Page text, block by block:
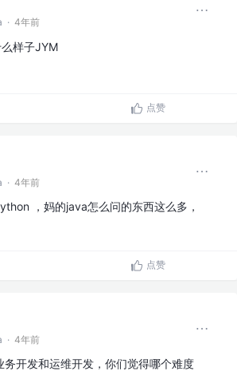
· 4年前
样子JYM
点赞
· 4年前
，妈的java怎么问的东西这么多，
点赞
· 4年前
务开发和运维开发，你们觉得哪个难度